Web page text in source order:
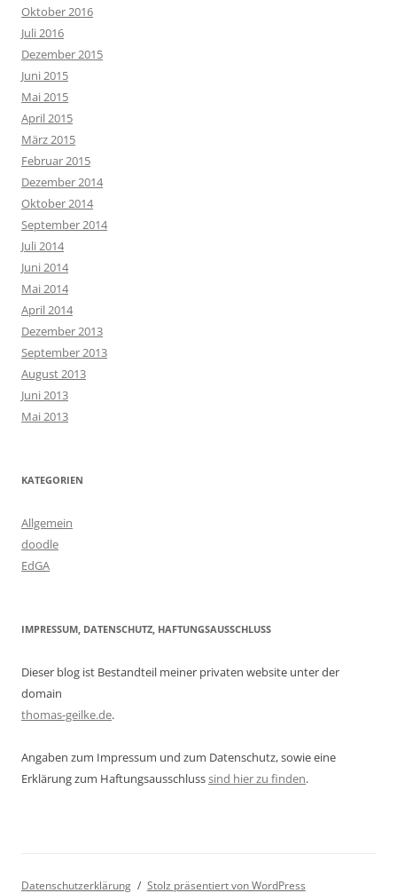
Oktober 2016
Juli 2016
Dezember 2015
Juni 2015
Mai 2015
April 2015
März 2015
Februar 2015
Dezember 2014
Oktober 2014
September 2014
Juli 2014
Juni 2014
Mai 2014
April 2014
Dezember 2013
September 2013
August 2013
Juni 2013
Mai 2013
KATEGORIEN
Allgemein
doodle
EdGA
IMPRESSUM, DATENSCHUTZ, HAFTUNGSAUSSCHLUSS
Dieser blog ist Bestandteil meiner privaten website unter der
domain
thomas-geilke.de.
Angaben zum Impressum und zum Datenschutz, sowie eine
Erklärung zum Haftungsausschlusssind hier zu finden.
Datenschutzerklärung Stolz präsentiert von WordPress